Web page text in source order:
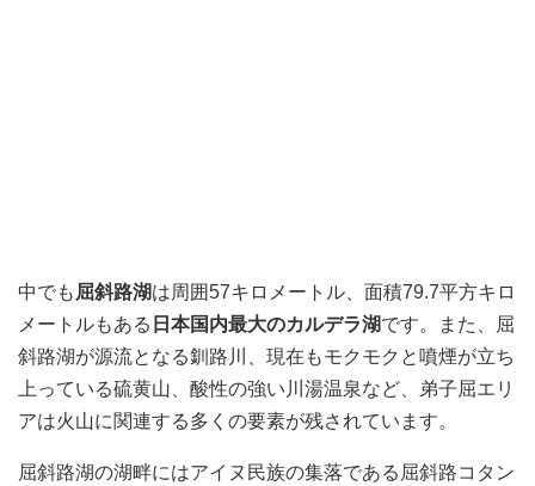
中でも 屈斜路湖は周囲57キロメートル、面積79.7平方キロ
メートルもある 日本国内最大のカルデラ湖です。また、屈
斜路湖が源流となる釧路川、現在もモクモクと噴煙が立ち
上っている硫黄山、酸性の強い川湯温泉など、弟子屈エリ
アは火山に関連する多くの要素が残されています。
屈斜路湖の湖畔にはアイヌ民族の集落である屈斜路コタン